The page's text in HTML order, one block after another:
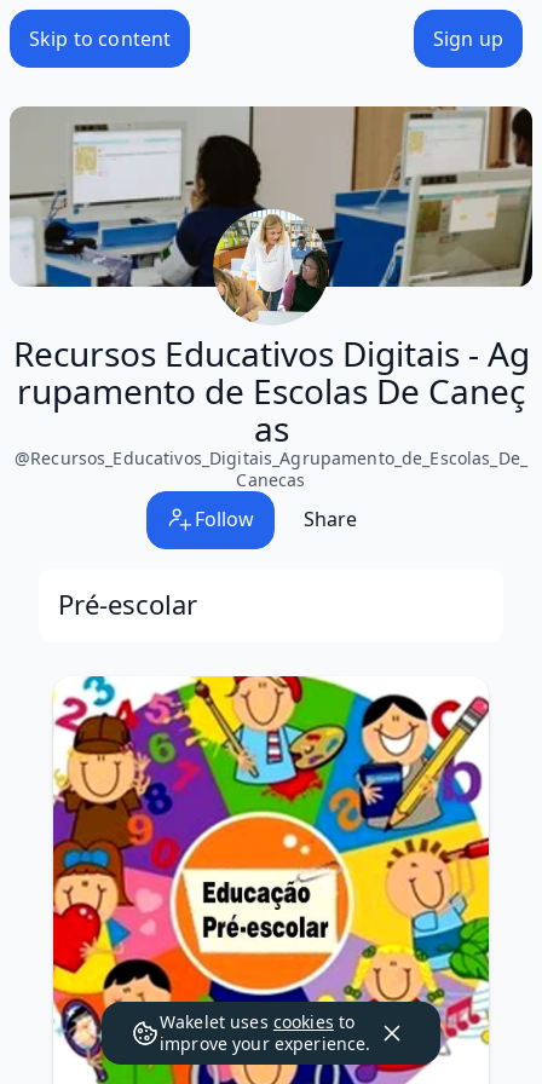
Skip to content Sign up
Recursos Educativos Digitais - Ag
rupamento de Escolas De Caneç
as
@Recursos_Educativos_Digitais_Agrupamento_de_Escolas_De_
Canecas
Follow Share
Pré-escolar
Wakelet uses cookies to
improve your experience.